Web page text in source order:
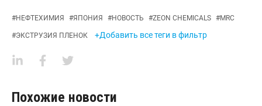
#НЕФТЕХИМИЯ #ЯПОНИЯ #НОВОСТЬ #ZEON CHEMICALS #MRC
#ЭКСТРУЗИЯ ПЛЕНОК +Добавить все теги в фильтр
Похожие новости